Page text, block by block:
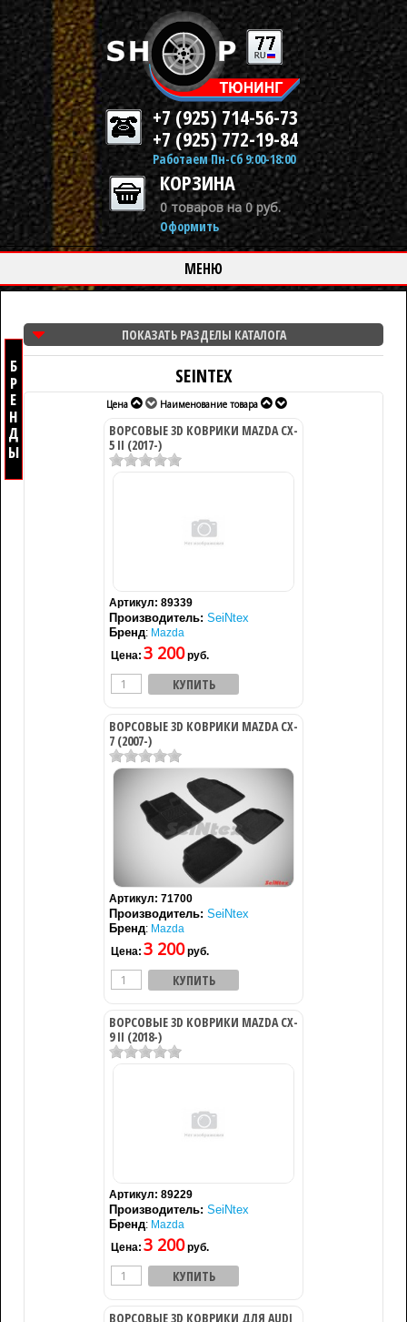
+7 (925) 714-56-73
+7 (925) 772-19-84
Работаем Пн-Сб 9:00-18:00
КОРЗИНА
0 товаров на 0 руб.
Оформить
МЕНЮ
ПОКАЗАТЬ РАЗДЕЛЫ КАТАЛОГА
SEINTEX
Цена Наименование товара
ВОРСОВЫЕ 3D КОВРИКИ MAZDA CX-
5 II (2017-)
Артикул: 89339
Производитель: SeiNtex
Бренд: Mazda
Цена: 3 200руб.
ВОРСОВЫЕ 3D КОВРИКИ MAZDA CX-
7 (2007-)
Артикул: 71700
Производитель: SeiNtex
Бренд: Mazda
Цена: 3 200руб.
ВОРСОВЫЕ 3D КОВРИКИ MAZDA CX-
9 II (2018-)
Артикул: 89229
Производитель: SeiNtex
Бренд: Mazda
Цена: 3 200руб.
ВОРСОВЫЕ 3D КОВРИКИ ДЛЯ AUDI